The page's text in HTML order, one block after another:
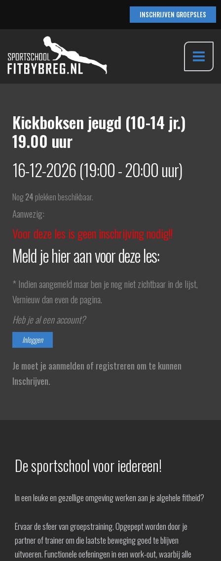
inhoud
INSCHRIJVEN GROEPSLES
Main
Kickboksen jeugd (10-14 jr.)
19.00 uur
16-12-2026 (19:00 - 20:00 uur)
Nog24 plekken beschikbaar.
Aanwezig:
Voor deze les is geen inschrijving nodig!!
Meld je hier aan voor deze les:
* Indien aangemeld maar ben je nog niet zichtbaar in de lijst,
Vernieuw dan even de pagina.
Heb je al een account?
Inloggen
Je moet je aanmelden of registreren om te kunnen
Inschrijven.
De sportschool voor iedereen!
In een leuke en gezellige omgeving werken aan je algehele fitheid?
Ervaar de sfeer van groepstraining. Opgepept worden door je
partner of trainer om die laatste beweging goed te blijven
uitvoeren. Functionele oefeningen in een work-out, waarbij alle